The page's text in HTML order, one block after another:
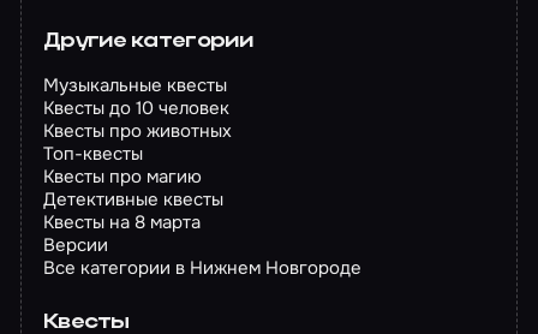
Другие категории
Музыкальные квесты
Квесты до 10 человек
Квесты про животных
Топ-квесты
Квесты про магию
Детективные квесты
Квесты на 8 марта
Версии
Все категории в Нижнем Новгороде
Квесты